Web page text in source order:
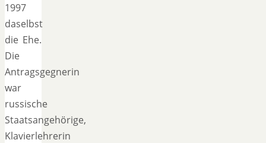
1997
daselbst
die Ehe.
Die
Antragsgegnerin
war
russische
Staatsangehörige,
Klavierlehrerin